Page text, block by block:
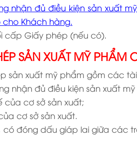
nhận đủ điều kiện sản xuất
Khách hàng.
cấp Giấy phép (nếu có).
SẢN XUẤT MỸ PHẨM
sản xuất mỹ phẩm gồm các tài
nhận đủ điều kiện sản xuất
cơ sở sản xuất;
cơ sở sản xuất.
có đóng dấu giáp lai giữa các